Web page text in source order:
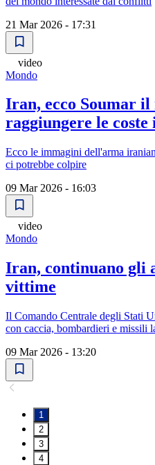
21 Mar 2026 - 17:31
video
Mondo
Iran, ecco Soumar il
raggiungere le coste
Ecco le immagini dell'arma
ci potrebbe colpire
09 Mar 2026 - 16:03
video
Mondo
Iran, continuano gli
vittime
Il Comando Centrale degli Stati
con caccia, bombardieri e missili
09 Mar 2026 - 13:20
1
2
3
4